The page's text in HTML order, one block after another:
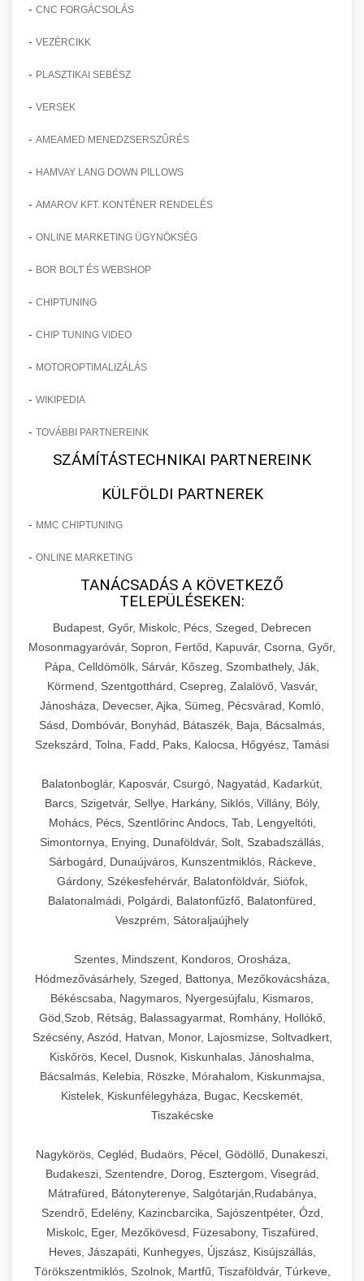
- CNC FORGÁCSOLÁS
- VEZÉRCIKK
- PLASZTIKAI SEBÉSZ
- VERSEK
- AMEAMED MENEDZSERSZŰRÉS
- HAMVAY LANG DOWN PILLOWS
- AMAROV KFT. KONTÉNER RENDELÉS
- ONLINE MARKETING ÜGYNÖKSÉG
- BOR BOLT ÉS WEBSHOP
- CHIPTUNING
- CHIP TUNING VIDEO
- MOTOROPTIMALIZÁLÁS
- WIKIPEDIA
- TOVÁBBI PARTNEREINK
SZÁMÍTÁSTECHNIKAI PARTNEREINK
KÜLFÖLDI PARTNEREK
- MMC CHIPTUNING
- ONLINE MARKETING
TANÁCSADÁS A KÖVETKEZŐ
TELEPÜLÉSEKEN:
Budapest, Győr, Miskolc, Pécs, Szeged, Debrecen
Mosonmagyaróvár, Sopron, Fertőd, Kapuvár, Csorna, Győr,
Pápa, Celldömölk, Sárvár, Kőszeg, Szombathely, Ják,
Körmend, Szentgotthárd, Csepreg, Zalalövő, Vasvár,
Jánosháza, Devecser, Ajka, Sümeg, Pécsvárad, Komló,
Sásd, Dombóvár, Bonyhád, Bátaszék, Baja, Bácsalmás,
Szekszárd, Tolna, Fadd, Paks, Kalocsa, Hőgyész, Tamási
Balatonboglár, Kaposvár, Csurgó, Nagyatád, Kadarkút,
Barcs, Szigetvár, Sellye, Harkány, Siklós, Villány, Bóly,
Mohács, Pécs, Szentlőrinc Andocs, Tab, Lengyeltóti,
Simontornya, Enying, Dunaföldvár, Solt, Szabadszállás,
Sárbogárd, Dunaújváros, Kunszentmiklós, Ráckeve,
Gárdony, Székesfehérvár, Balatonföldvár, Siófok,
Balatonalmádi, Polgárdi, Balatonfűzfő, Balatonfüred,
Veszprém, Sátoraljaújhely
Szentes, Mindszent, Kondoros, Orosháza,
Hódmezővásárhely, Szeged, Battonya, Mezőkovácsháza,
Békéscsaba, Nagymaros, Nyergesújfalu, Kismaros,
Göd,Szob, Rétság, Balassagyarmat, Romhány, Hollókő,
Szécsény, Aszód, Hatvan, Monor, Lajosmizse, Soltvadkert,
Kiskőrös, Kecel, Dusnok, Kiskunhalas, Jánoshalma,
Bácsalmás, Kelebia, Röszke, Mórahalom, Kiskunmajsa,
Kistelek, Kiskunfélegyháza, Bugac, Kecskemét,
Tiszakécske
Nagykörös, Cegléd, Budaörs, Pécel, Gödöllő, Dunakeszi,
Budakeszi, Szentendre, Dorog, Esztergom, Visegrád,
Mátrafüred, Bátonyterenye, Salgótarján,Rudabánya,
Szendrő, Edelény, Kazincbarcika, Sajószentpéter, Ózd,
Miskolc, Eger, Mezőkövesd, Füzesabony, Tiszafüred,
Heves, Jászapáti, Kunhegyes, Újszász, Kisújszállás,
Törökszentmiklós, Szolnok, Martfű, Tiszaföldvár, Túrkeve,